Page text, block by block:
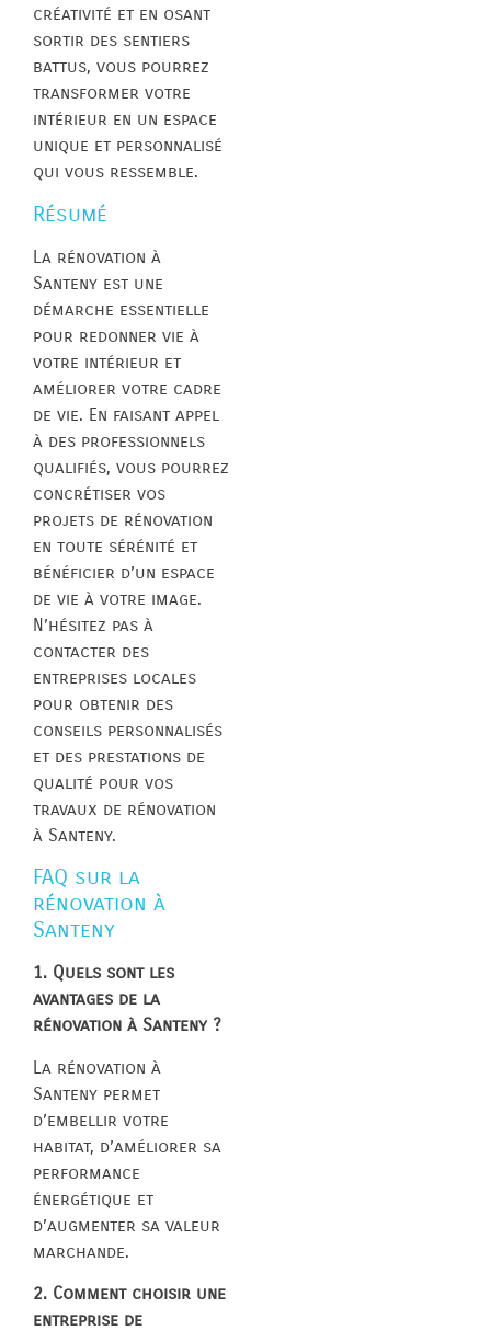
créativité et en osant
sortir des sentiers
battus, vous pourrez
transformer votre
intérieur en un espace
unique et personnalisé
qui vous ressemble.
Résumé
La rénovation à
Santeny est une
démarche essentielle
pour redonner vie à
votre intérieur et
améliorer votre cadre
de vie. En faisant appel
à des professionnels
qualifiés, vous pourrez
concrétiser vos
projets de rénovation
en toute sérénité et
bénéficier d’un espace
de vie à votre image.
N’hésitez pas à
contacter des
entreprises locales
pour obtenir des
conseils personnalisés
et des prestations de
qualité pour vos
travaux de rénovation
à Santeny.
FAQ sur la
rénovation à
Santeny
1. Quels sont les
avantages de la
rénovation à Santeny ?
La rénovation à
Santeny permet
d’embellir votre
habitat, d’améliorer sa
performance
énergétique et
d’augmenter sa valeur
marchande.
2. Comment choisir une
entreprise de